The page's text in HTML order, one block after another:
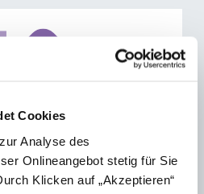
Cookies
Analyse des
Onlineangebot stetig für Sie
Klicken auf „Akzeptieren“